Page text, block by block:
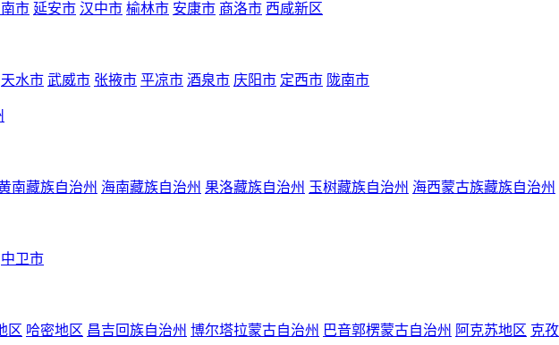
市 延安市 汉中市 榆林市 安康市 商洛市 西咸新区
天水市 武威市 张掖市 平凉市 酒泉市 庆阳市 定西市 陇南市
南藏族自治州 海南藏族自治州 果洛藏族自治州 玉树藏族自治州 海西蒙古族藏族自治州
中卫市
区 哈密地区 昌吉回族自治州 博尔塔拉蒙古自治州 巴音郭楞蒙古自治州 阿克苏地区 克